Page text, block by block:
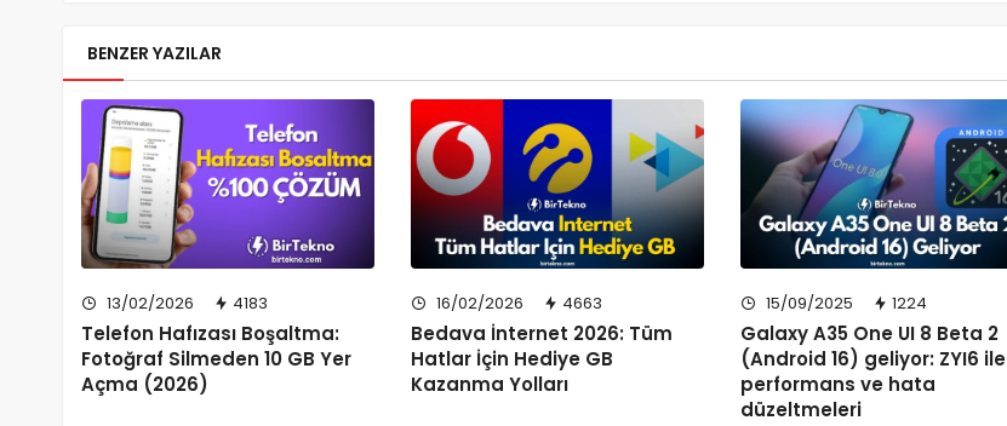
BENZER YAZILAR
13/02/2026 4183
Telefon Hafızası Boşaltma:
Fotoğraf Silmeden 10 GB Yer
Açma (2026)
16/02/2026 4663
Bedava İnternet 2026: Tüm
Hatlar İçin Hediye GB
Kazanma Yolları
15/09/2025 1224
Galaxy A35 One UI 8 Beta 2
(Android 16) geliyor: ZYI6 ile
performans ve hata
düzeltmeleri